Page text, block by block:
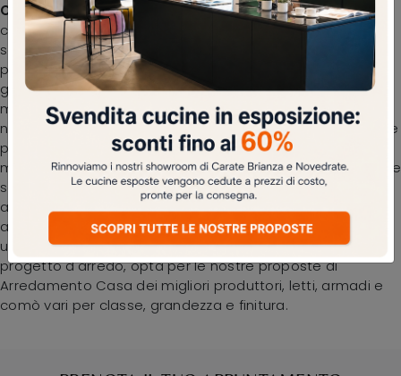
Cabina Armadio Uniko di Cinquanta3: compila il form,
contattaci e dai vita alla stanza del relax come l'hai
sempre immaginata. Contattaci per info e preventivi e
potrai ultimare la zona del riposo che hai sempre voluto
grazie ad una diversificata disponibilità di contenitori
moderni come questo armadio in melaminico
nell'immagine. La zona del riposo è dedicata al relax, deve
perciò risultare ammobiliata al meglio e completa di
mobili e complementi in grado di creare un'ambientazione
sempre distensiva. Gli Armadi e le cabine armadio con
ante scorrevoli devono allestire la camera da letto
assicurandoti una perfetta organizzazione degli spazi e
un'esclusiva ricerca stilistica. Per ultimare alla perfezione il
progetto d'arredo, opta per le nostre proposte di
Arredamento Casa dei migliori produttori, letti, armadi e
comò vari per classe, grandezza e finitura.